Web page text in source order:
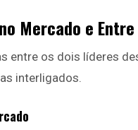
Mercado e
entre os dois líderes
interligados.